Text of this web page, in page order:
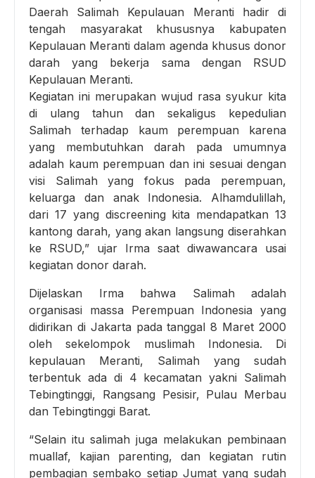
Daerah Salimah Kepulauan Meranti hadir di
tengah masyarakat khususnya kabupaten
Kepulauan Meranti dalam agenda khusus donor
darah yang bekerja sama dengan RSUD
Kepulauan Meranti.
Kegiatan ini merupakan wujud rasa syukur kita
di ulang tahun dan sekaligus kepedulian
Salimah terhadap kaum perempuan karena
yang membutuhkan darah pada umumnya
adalah kaum perempuan dan ini sesuai dengan
visi Salimah yang fokus pada perempuan,
keluarga dan anak Indonesia. Alhamdulillah,
dari 17 yang discreening kita mendapatkan 13
kantong darah, yang akan langsung diserahkan
ke RSUD,” ujar Irma saat diwawancara usai
kegiatan donor darah.
Dijelaskan Irma bahwa Salimah adalah
organisasi massa Perempuan Indonesia yang
didirikan di Jakarta pada tanggal 8 Maret 2000
oleh sekelompok muslimah Indonesia. Di
kepulauan Meranti, Salimah yang sudah
terbentuk ada di 4 kecamatan yakni Salimah
Tebingtinggi, Rangsang Pesisir, Pulau Merbau
dan Tebingtinggi Barat.
“Selain itu salimah juga melakukan pembinaan
muallaf, kajian parenting, dan kegiatan rutin
pembagian sembako setiap Jumat yang sudah